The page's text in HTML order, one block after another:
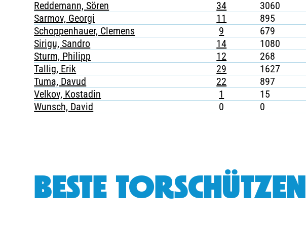
Reddemann, Sören
34 3060
Sarmov, Georgi
11 895
Schoppenhauer, Clemens
9 679
Sirigu, Sandro
14 1080
Sturm, Philipp
12 268
Tallig, Erik
29 1627
Tuma, Davud
22 897
Velkov, Kostadin
1 15
Wunsch, David
0 0
BESTE TORSCHÜTZEN